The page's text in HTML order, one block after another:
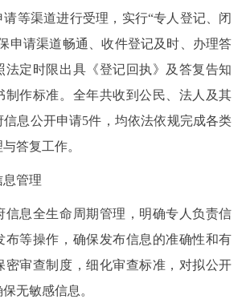
等渠道进行受理，实行“专人登记、闭
申请渠道畅通、收件登记及时、办理答
法定时限出具《登记回执》及答复告知
制作标准。全年共收到公民、法人及其
息公开申请5件，均依法依规完成各类
答复工作。
管理
息全生命周期管理，明确专人负责信
布等操作，确保发布信息的准确性和有
密审查制度，细化审查标准，对拟公开
无敏感信息。